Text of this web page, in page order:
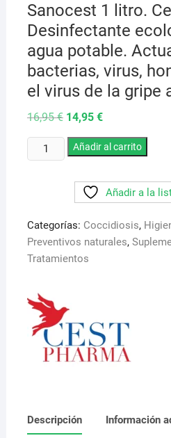
Sanocest 1 litro.
Desinfectante
agua potable.
bacterias, virus,
el virus de la gripe
16,95€ El
precio
original
era:
16,95 €.
14,95 €El
actual
es:
14,95 €.
Sanocest
1
Desinfectante
ecologico
para
potable.
Actua
contra
bacterias,
virus,
Añadir al carrito
Añadir a la
Categorías: Coccidiosis,
Preventivos naturales,
Tratamientos
Descripción Información